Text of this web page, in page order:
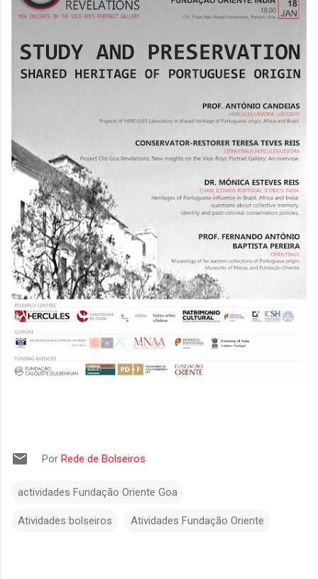
Por Rede de Bolseiros
actividades Fundação Oriente Goa
Atividades bolseiros Atividades Fundação Oriente